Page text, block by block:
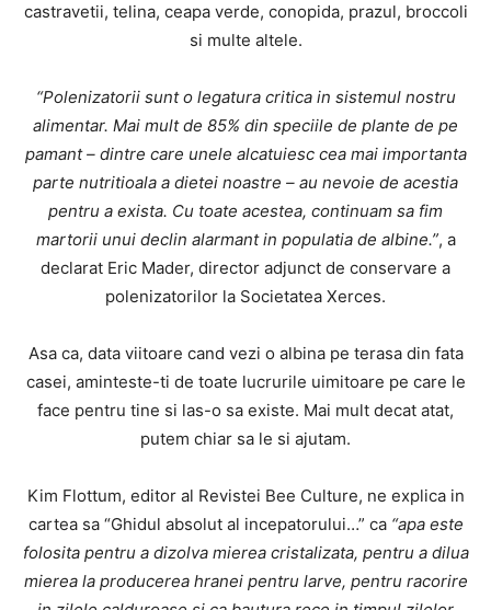
castravetii, telina, ceapa verde, conopida, prazul, broccoli
si multe altele.
“Polenizatorii sunt o legatura critica in sistemul nostru
alimentar. Mai mult de 85% din speciile de plante de pe
pamant – dintre care unele alcatuiesc cea mai importanta
parte nutritioala a dietei noastre – au nevoie de acestia
pentru a exista. Cu toate acestea, continuam sa fim
martorii unui declin alarmant in populatia de albine.”, a
declarat Eric Mader, director adjunct de conservare a
polenizatorilor la Societatea Xerces.
Asa ca, data viitoare cand vezi o albina pe terasa din fata
casei, aminteste-ti de toate lucrurile uimitoare pe care le
face pentru tine si las-o sa existe. Mai mult decat atat,
putem chiar sa le si ajutam.
Kim Flottum, editor al Revistei Bee Culture, ne explica in
cartea sa “Ghidul absolut al incepatorului…” ca “apa este
folosita pentru a dizolva mierea cristalizata, pentru a dilua
mierea la producerea hranei pentru larve, pentru racorire